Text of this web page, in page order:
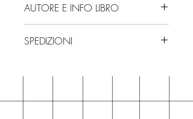
AUTORE E INFO LIBRO
Delbene Guidoni
Collana: Le nuove Fucine
ISBN: 9788897195825
SPEDIZIONI
3/4 giorni, secondo disponibilità